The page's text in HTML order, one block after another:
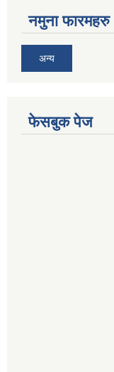
नमुना फारमहरु
अन्य
फेसबुक पेज